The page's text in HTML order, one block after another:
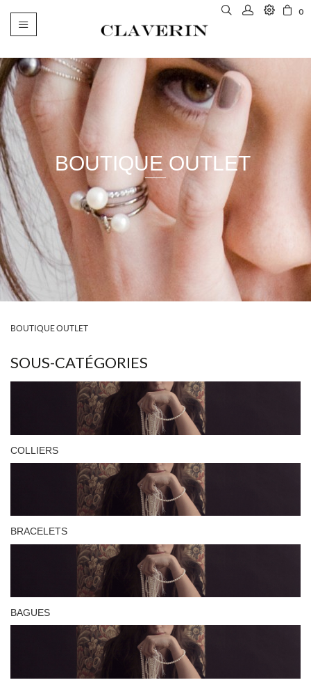
0
Basculer
navigation
BOUTIQUE OUTLET
BOUTIQUE OUTLET
SOUS-CATÉGORIES
COLLIERS
BRACELETS
BAGUES